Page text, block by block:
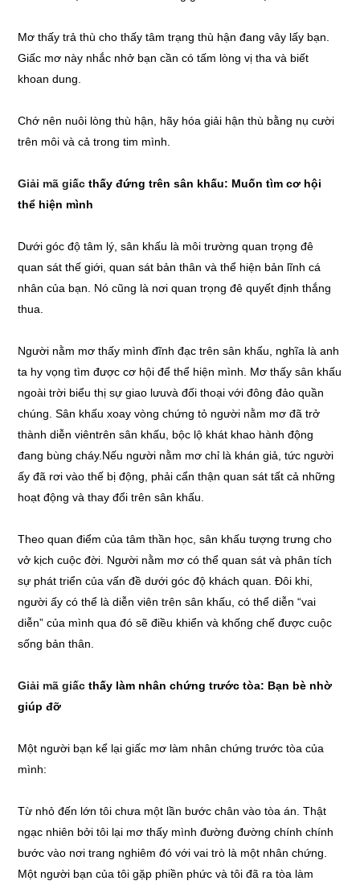
Mơ thấy trả thù cho thấy tâm trạng thù hận đang vây lấy bạn.
Giấc mơ này nhắc nhở bạn cần có tấm lòng vị tha và biết
khoan dung.
Chớ nên nuôi lòng thù hận, hãy hóa giải hận thù bằng nụ cười
trên môi và cả trong tim mình.
Giải mã giấcthấy đứng trên sân khấu: Muốn tìm cơ hội
thể hiện mình
Dưới góc độ tâm lý, sân khấu là môi trường quan trọng đê
quan sát thế giới, quan sát bản thân và thể hiện bản lĩnh cá
nhân của bạn. Nó cũng là nơi quan trọng đê quyết định thắng
thua.
Người nằm mơ thấy mình đĩnh đạc trên sân khấu, nghĩa là anh
ta hy vọng tìm được cơ hội để thể hiện mình. Mơ thấy sân khấu
ngoài trời biểu thị sự giao lưuvà đối thoại với đông đảo quần
chúng. Sân khấu xoay vòng chứng tỏ người nằm mơ đã trở
thành diễn viêntrên sân khấu, bộc lộ khát khao hành động
đang bùng cháy.Nếu người nằm mơ chỉ là khán giả, tức người
ấy đã rơi vào thế bị động, phải cẩn thận quan sát tất cả những
hoạt động và thay đổi trên sân khấu.
Theo quan điểm của tâm thần học, sân khấu tượng trưng cho
vở kịch cuộc đời. Người nằm mơ có thể quan sát và phân tích
sự phát triển của vấn đề dưới góc độ khách quan. Đôi khi,
người ấy có thể là diễn viên trên sân khấu, có thể diễn “vai
diễn” của mình qua đó sẽ điều khiển và khống chế được cuộc
sống bản thân.
Giải mã giấcthấy làm nhân chứng trước tòa: Bạn bè nhờ
giúp đỡ
Một người bạn kể lại giấc mơ làm nhân chứng trước tòa của
mình:
Từ nhỏ đến lớn tôi chưa một lần bước chân vào tòa án. Thật
ngạc nhiên bởi tôi lại mơ thấy mình đường đường chính chính
bước vào nơi trang nghiêm đó với vai trò là một nhân chứng.
Một người bạn của tôi gặp phiền phức và tôi đã ra tòa làm